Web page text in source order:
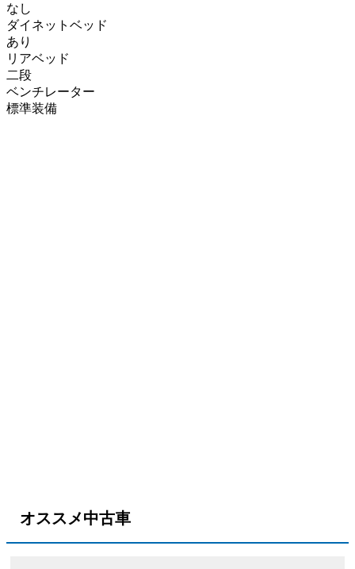
なし
ダイネットベッド
あり
リアベッド
二段
ベンチレーター
標準装備
オススメ中古車